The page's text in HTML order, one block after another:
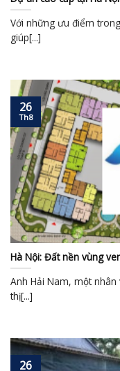
Với những ưu điểm
giúp[...]
Hà Nội: Đất nền vùng
Anh Hải Nam, một
thị[...]
26
Th8
26